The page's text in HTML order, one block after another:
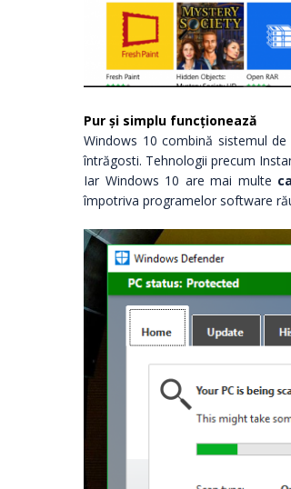
Pur și simplu funcționează
Windows 10 combină sistemul
întrăgosti. Tehnologii precum
Iar Windows 10 are mai multe
împotriva programelor software